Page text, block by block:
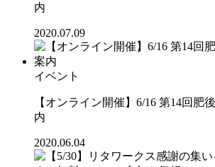
内
2020.07.09
イベント
【オンライン開催】6/16 第14回肥
内
2020.06.04